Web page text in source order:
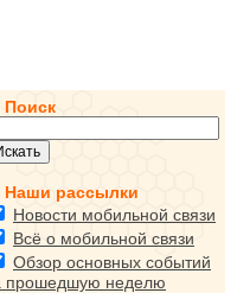
Поиск
Наши рассылки
Новости мобильной связи
Всё о мобильной связи
Обзор основных событий
прошедшую неделю